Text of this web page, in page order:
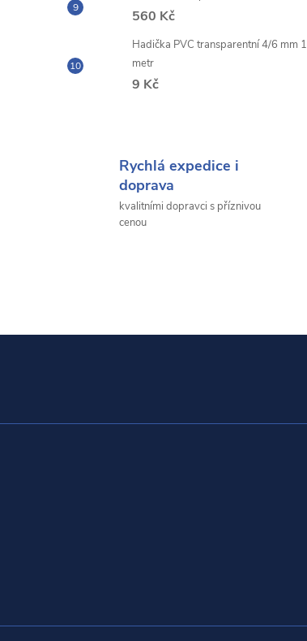
560 Kč
Hadička PVC transparentní 4/6 mm 1
metr
9 Kč
Rychlá expedice i
doprava
kvalitními dopravci s příznivou
cenou